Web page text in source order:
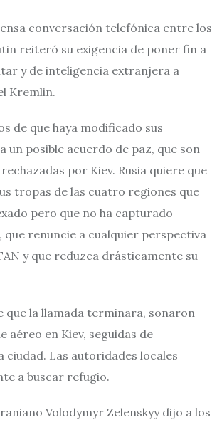
conversación telefónica entre los
reiteró su exigencia de poner fin a
y de inteligencia extranjera a
Kremlin.
de que haya modificado sus
un posible acuerdo de paz, que son
por Kiev. Rusia quiere que
tropas de las cuatro regiones que
pero que no ha capturado
renuncie a cualquier perspectiva
y que reduzca drásticamente su
que la llamada terminara, sonaron
aéreo en Kiev, seguidas de
ciudad. Las autoridades locales
a buscar refugio.
Volodymyr Zelenskyy dijo a los